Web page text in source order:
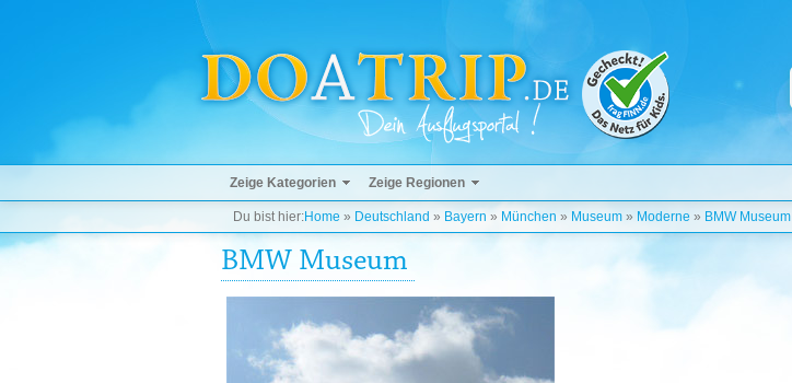
Zeige Kategorien Zeige Regionen
Du bist hier:Home » Deutschland » Bayern » München » Museum » Moderne » BMW Museum
BMW Museum